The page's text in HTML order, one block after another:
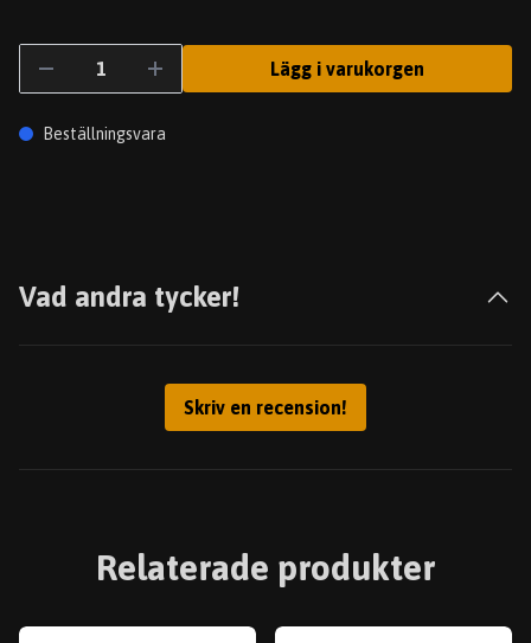
Lägg i varukorgen
Beställningsvara
Vad andra tycker!
Skriv en recension!
Relaterade produkter